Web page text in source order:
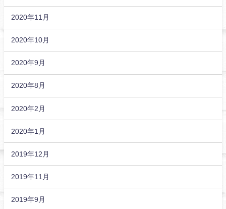
2020年11月
2020年10月
2020年9月
2020年8月
2020年2月
2020年1月
2019年12月
2019年11月
2019年9月